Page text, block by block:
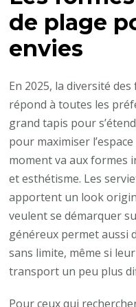
de plage
envies
En 2025, la diversité
répond à toutes les
grand tapis pour
pour maximiser
moment va aux formes
et esthétisme. Les
apportent un look
veulent se démarquer
généreux permet aussi
sans limite, même si
transport un peu plus
Pour ceux qui